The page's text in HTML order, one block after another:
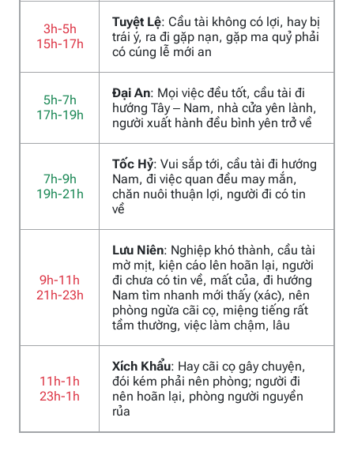
3h-5h
15h-17h
Tuyệt Lệ: Cầu tài không có lợi, hay bị
trái ý, ra đi gặp nạn, gặp ma quỷ phải
có cúng lễ mới an
5h-7h
17h-19h
Đại An: Mọi việc đều tốt, cầu tài đi
hướng Tây – Nam, nhà cửa yên lành,
người xuất hành đều bình yên trở về
7h-9h
19h-21h
Tốc Hỷ: Vui sắp tới, cầu tài đi hướng
Nam, đi việc quan đều may mắn,
chăn nuôi thuận lợi, người đi có tin
về
9h-11h
21h-23h
Lưu Niên: Nghiệp khó thành, cầu tài
mờ mịt, kiện cáo lên hoãn lại, người
đi chưa có tin về, mất của, đi hướng
Nam tìm nhanh mới thấy (xác), nên
phòng ngừa cãi cọ, miệng tiếng rất
tầm thường, việc làm chậm, lâu
11h-1h
23h-1h
Xích Khẩu: Hay cãi cọ gây chuyện,
đói kém phải nên phòng; người đi
nên hoãn lại, phòng người nguyền
rủa